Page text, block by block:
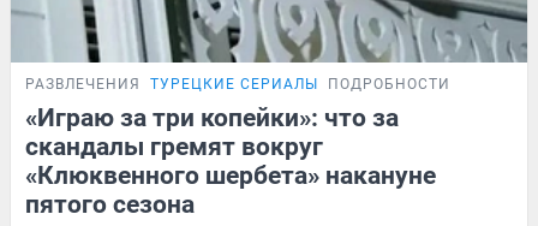
РАЗВЛЕЧЕНИЯ ТУРЕЦКИЕ СЕРИАЛЫ ПОДРОБНОСТИ
«Играю за три копейки»: что за
скандалы гремят вокруг
«Клюквенного шербета» накануне
пятого сезона